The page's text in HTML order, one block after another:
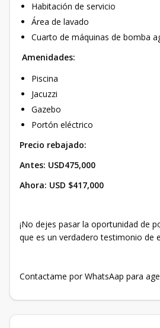
Habitación de servicio
Área de lavado
Cuarto de máquinas de bomba
Amenidades:
Piscina
Jacuzzi
Gazebo
Portón eléctrico
Precio rebajado:
Antes: USD475,000
Ahora: USD $417,000
¡No dejes pasar la oportunidad de
que es un verdadero testimonio de
Contactame por WhatsAap para